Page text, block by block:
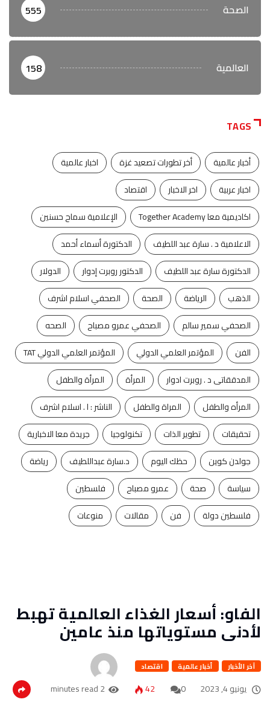
الصحة 555
العالمية 158
TAGS
أخبار عالمية أخر تطورات تصعيد غزة
اخبار عالمية
اخبار عربية
اخر الاخبار
اقتصاد
اكاديمية معا Together Academy
الإعلامية سماح حسنين
الاعلامية د . سارة عبد اللطيف
الدكتورة أسماء أحمد
الدكتورة سارة عبد اللطيف
الدكتور روبرت إدوار
الدولار
الذهب
الرياضة الصحة
الصحفي اسلام اشرف
الصحفي سمير سالم
الصحفي عمرو مصباح
الصحه
الفن
المؤتمر العلمي الدولي
المؤتمر العلمي الدولي TAT
المدققاتى د . روبرت ادوار
المرأة
المرأة والطفل
المرأه والطفل
المراة والطفل
الناشر : ا . اسلام اشرف
تحقيقات
تطوير الذات تكنولوجيا
جريدة معا الاخبارية
جولدن كوين
حظك اليوم د.سارة عبداللطيف
رياضة
سياسة
صحة عمرو مصباح
فلسطين
فلسطين دولة
فن مقالات منوعات
الفاو: أسعار الغذاء العالمية تهبط
لأدنى مستوياتها منذ عامين
آخر الأخبار أخبار عالمية اقتصاد
يونيو 4, 2023 0
42
2 minutes read